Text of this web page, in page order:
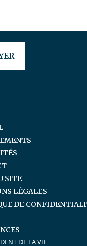
SITE
LÉGALES
DE
DE LA VIE